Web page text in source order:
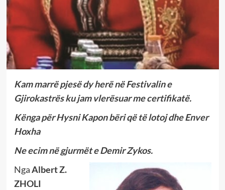
Kam marrë pjesë dy herë në Festivalin e
Gjirokastrës ku jam vlerësuar me certifikatë.
Kënga për Hysni Kapon bëri që të lotoj dhe Enver
Hoxha
Ne ecim në gjurmët e Demir Zykos.
NgaAlbert Z.
ZHOLI